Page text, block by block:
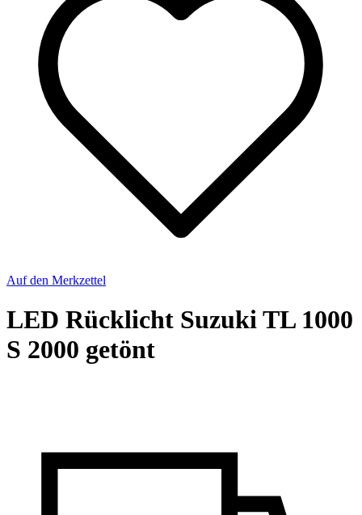
Auf den Merkzettel
LED Rücklicht Suzuki TL 1000
S 2000 getönt